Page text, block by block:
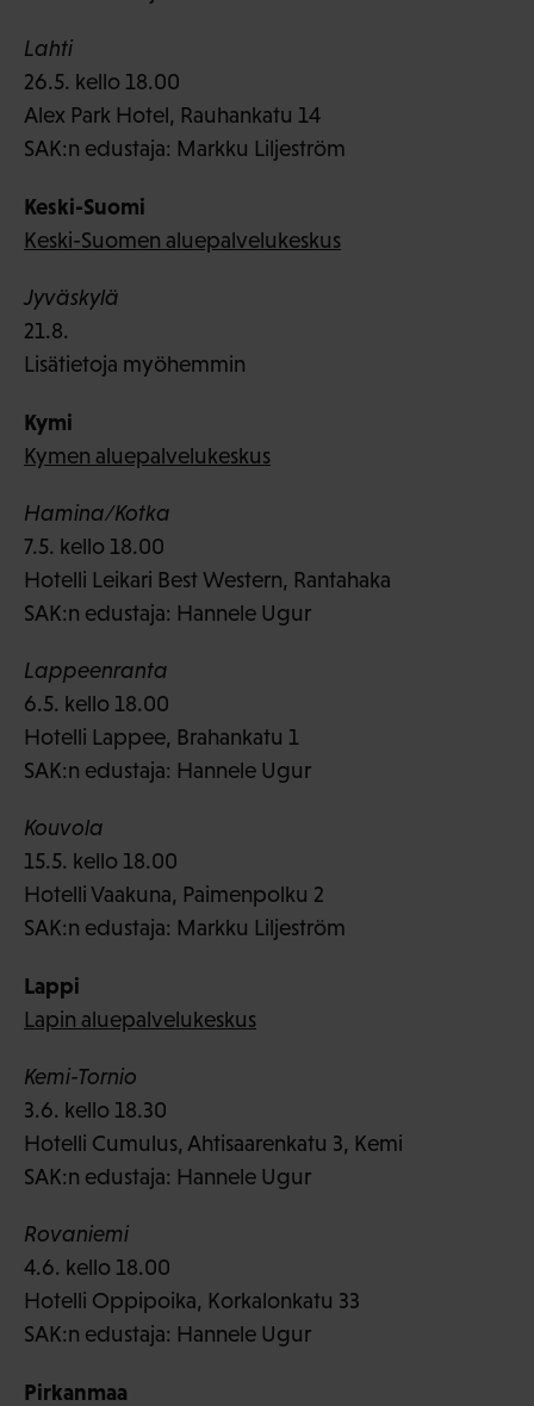
Lahti
26.5. kello 18.00
Alex Park Hotel, Rauhankatu 14
SAK:n edustaja: Markku Liljeström
Keski-Suomi
Keski-Suomen aluepalvelukeskus
Jyväskylä
21.8.
Lisätietoja myöhemmin
Kymi
Kymen aluepalvelukeskus
Hamina/Kotka
7.5. kello 18.00
Hotelli Leikari Best Western, Rantahaka
SAK:n edustaja: Hannele Ugur
Lappeenranta
6.5. kello 18.00
Hotelli Lappee, Brahankatu 1
SAK:n edustaja: Hannele Ugur
Kouvola
15.5. kello 18.00
Hotelli Vaakuna, Paimenpolku 2
SAK:n edustaja: Markku Liljeström
Lappi
Lapin aluepalvelukeskus
Kemi-Tornio
3.6. kello 18.30
Hotelli Cumulus, Ahtisaarenkatu 3, Kemi
SAK:n edustaja: Hannele Ugur
Rovaniemi
4.6. kello 18.00
Hotelli Oppipoika, Korkalonkatu 33
SAK:n edustaja: Hannele Ugur
Pirkanmaa